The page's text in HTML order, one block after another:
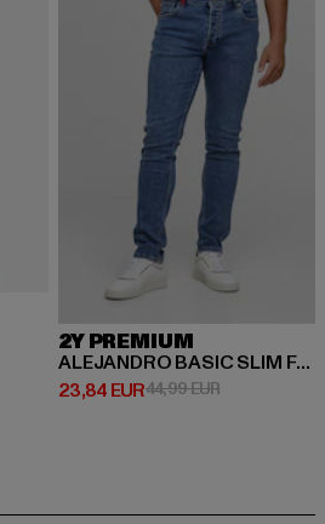
34,99 EUR
2Y PREMIUM
ALEJANDRO BASIC SLIM FIT JEANS
23,84 EUR
Derzeitiger Preis: 23,84 EUR
44,99 EURAktionspreis: